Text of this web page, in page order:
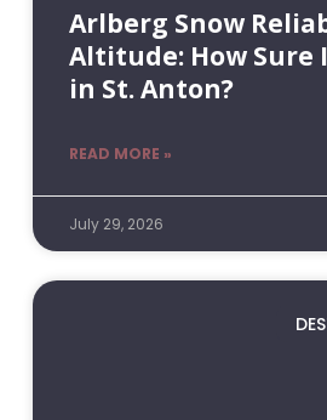
Arlberg Snow
Altitude: How Sure
in St. Anton?
READ MORE »
July 29, 2026